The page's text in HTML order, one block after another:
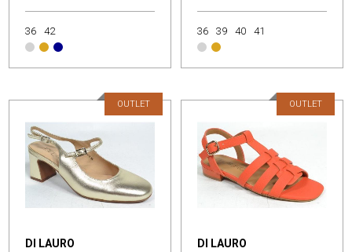
36 42 36 39 40 41
DI LAURO
OUTLET
DI LAURO
OUTLET